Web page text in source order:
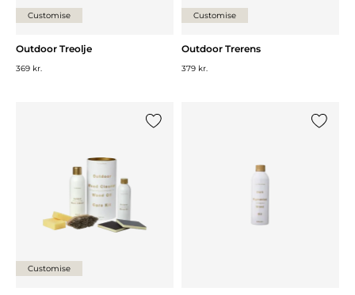
Customise
Outdoor Treolje
369 kr.
Customise
Outdoor Trerens
379 kr.
Customise